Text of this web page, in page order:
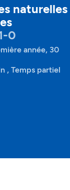
0
année, 30
, Temps partiel